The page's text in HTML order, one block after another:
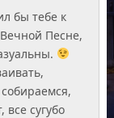
бы тебе к
Песне,
все сугубо